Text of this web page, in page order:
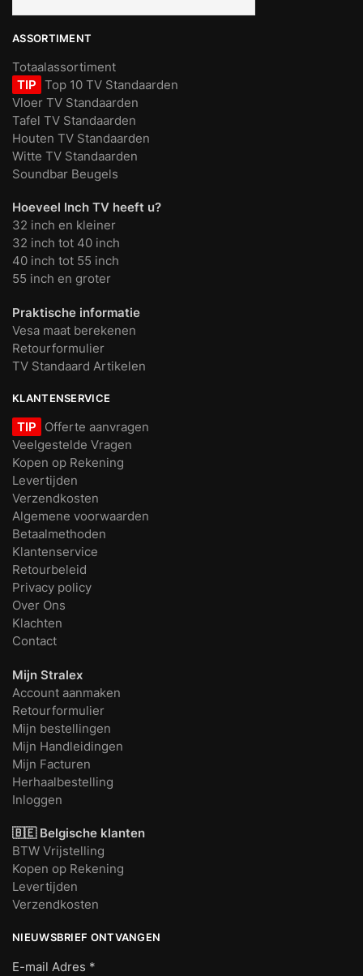
ASSORTIMENT
Totaalassortiment
TIP Top 10 TV Standaarden
Vloer TV Standaarden
Tafel TV Standaarden
Houten TV Standaarden
Witte TV Standaarden
Soundbar Beugels
Hoeveel Inch TV heeft u?
32 inch en kleiner
32 inch tot 40 inch
40 inch tot 55 inch
55 inch en groter
Praktische informatie
Vesa maat berekenen
Retourformulier
TV Standaard Artikelen
KLANTENSERVICE
TIP
Offerte aanvragen
Veelgestelde Vragen
Kopen op Rekening
Levertijden
Verzendkosten
Algemene voorwaarden
Betaalmethoden
Klantenservice
Retourbeleid
Privacy policy
Over Ons
Klachten
Contact
Mijn Stralex
Account aanmaken
Retourformulier
Mijn bestellingen
Mijn Handleidingen
Mijn Facturen
Herhaalbestelling
Inloggen
🇧🇪 Belgische klanten
BTW Vrijstelling
Kopen op Rekening
Levertijden
Verzendkosten
NIEUWSBRIEF ONTVANGEN
E-mail Adres *